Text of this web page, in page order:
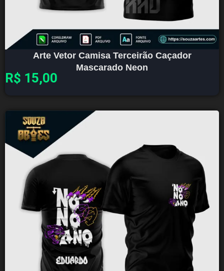
Arte Vetor Camisa Terceirão Caçador
Mascarado Neon
R$ 15,00